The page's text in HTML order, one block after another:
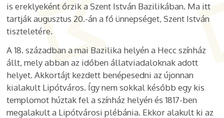
is ereklyeként őrzik a Szent István Bazilikában. Ma itt
tartják augusztus 20.-án a fő ünnepséget, Szent István
tiszteletére.
A 18. században a mai Bazilika helyén a Hecc színház
állt, mely abban az időben állatviadaloknak adott
helyet. Akkortájt kezdett benépesedni az újonnan
kialakult Lipótváros. Így nem sokkal később egy kis
templomot húztak fel a színház helyén és 1817-ben
megalakult a Lipótvárosi plébánia. Ekkor alakult ki az